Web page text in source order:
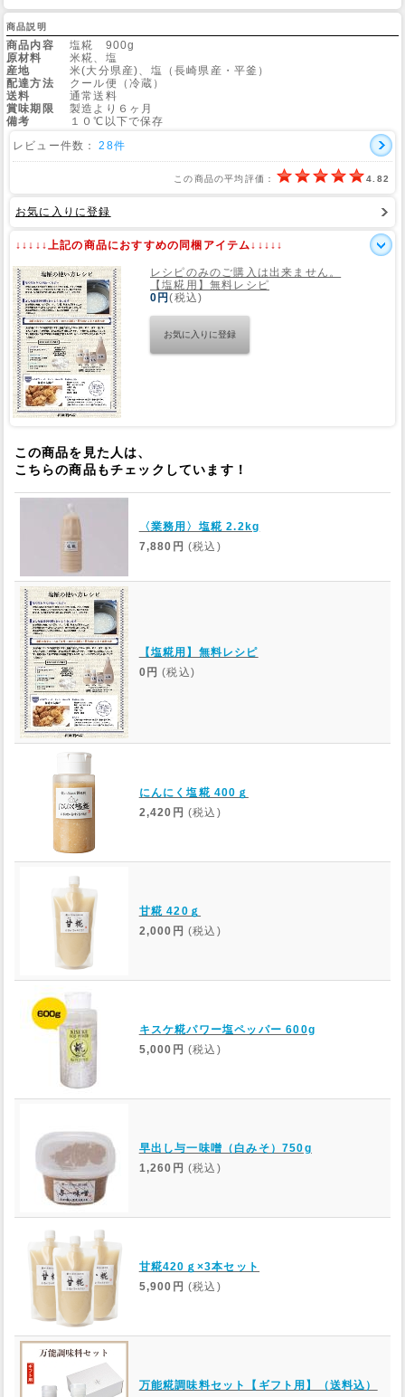
Site
商品説明
商品内容
塩糀 900g
原材料
米糀、塩
産地
米(大分県産)、塩（長崎県産・平釜）
配達方法
クール便（冷蔵）
送料
通常送料
賞味期限
製造より６ヶ月
備考
１０℃以下で保存
レビュー件数：
28件
この商品の平均評価： 4.82
お気に入りに登録
↓↓↓↓↓上記の商品におすすめの同梱アイテム↓↓↓↓↓
レシピのみのご購入は出来ません。
【塩糀用】無料レシピ
0円(税込)
この商品を見た人は、
こちらの商品もチェックしています！
〈業務用〉塩糀 2.2kg
7,880円 (税込)
【塩糀用】無料レシピ
0円 (税込)
にんにく塩糀 400ｇ
2,420円 (税込)
甘糀 420ｇ
2,000円 (税込)
キスケ糀パワー塩ペッパー 600g
5,000円 (税込)
早出し与一味噌（白みそ）750g
1,260円 (税込)
甘糀420ｇ×3本セット
5,900円 (税込)
万能糀調味料セット【ギフト用】（送料込）